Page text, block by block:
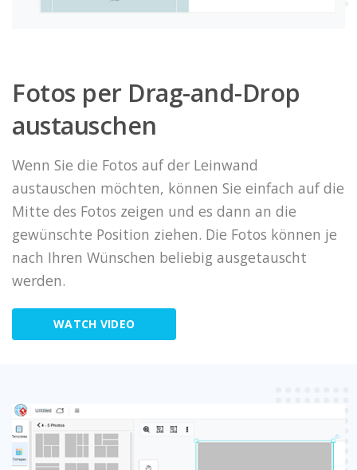
Fotos per Drag-and-Drop
austauschen
Wenn Sie die Fotos auf der Leinwand
austauschen möchten, können Sie einfach auf die
Mitte des Fotos zeigen und es dann an die
gewünschte Position ziehen. Die Fotos können je
nach Ihren Wünschen beliebig ausgetauscht
werden.
WATCH VIDEO